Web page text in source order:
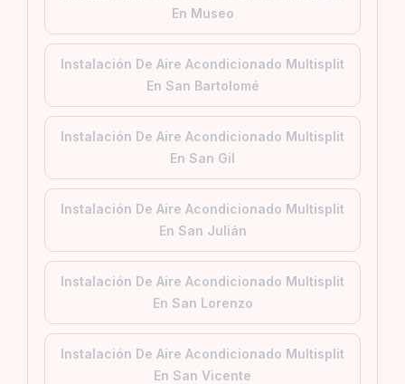
En Museo
Instalación De Aire Acondicionado Multisplit
En San Bartolomé
Instalación De Aire Acondicionado Multisplit
En San Gil
Instalación De Aire Acondicionado Multisplit
En San Julián
Instalación De Aire Acondicionado Multisplit
En San Lorenzo
Instalación De Aire Acondicionado Multisplit
En San Vicente